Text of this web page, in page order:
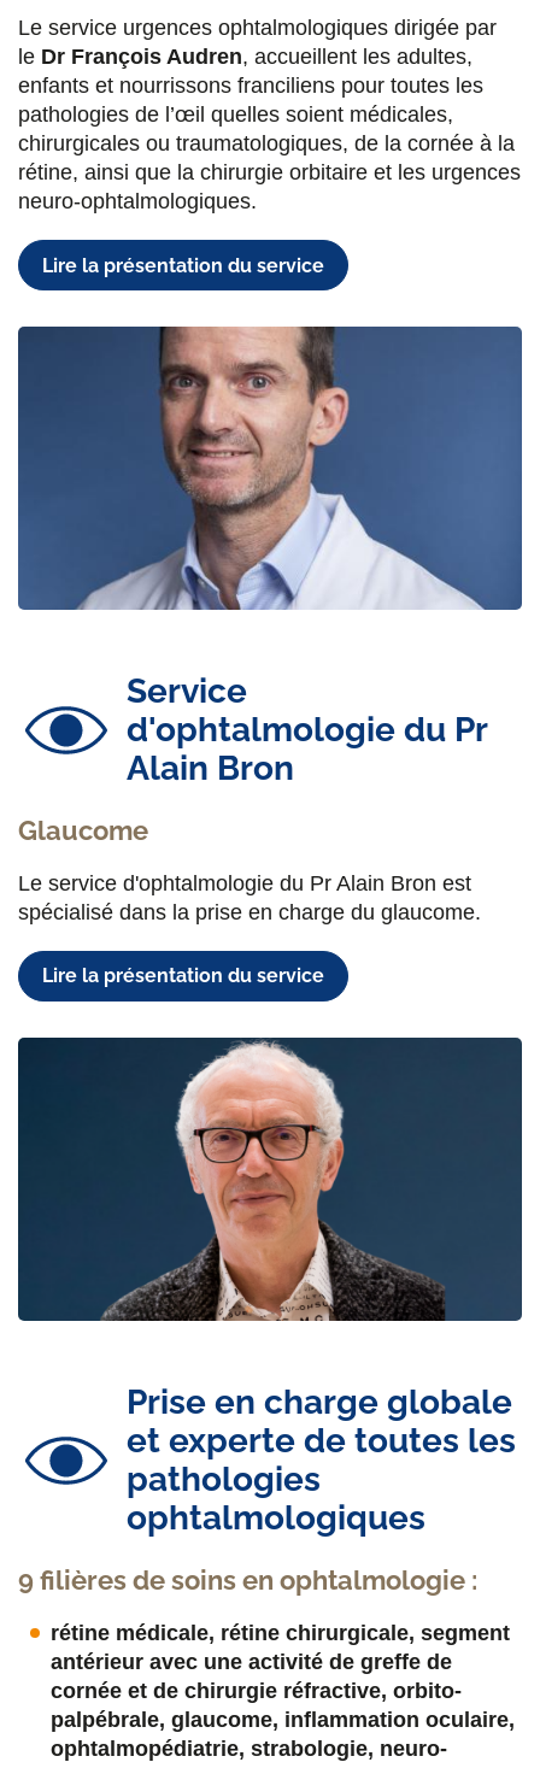
Le service urgences ophtalmologiques dirigée par
le Dr François Audren, accueillent les adultes,
enfants et nourrissons franciliens pour toutes les
pathologies de l’œil quelles soient médicales,
chirurgicales ou traumatologiques, de la cornée à la
rétine, ainsi que la chirurgie orbitaire et les urgences
neuro-ophtalmologiques.
Lire la présentation du service
Service
d'ophtalmologie du Pr
Alain Bron
Glaucome
Le service d'ophtalmologie du Pr Alain Bron est
spécialisé dans la prise en charge du glaucome.
Lire la présentation du service
Prise en charge globale
et experte de toutes les
pathologies
ophtalmologiques
9 filières de soins en ophtalmologie :
rétine médicale, rétine chirurgicale, segment
antérieur avec une activité de greffe de
cornée et de chirurgie réfractive, orbito-
palpébrale, glaucome, inﬂammation oculaire,
ophtalmopédiatrie, strabologie, neuro-